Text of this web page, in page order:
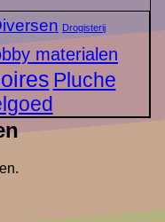
Drogisterij
materialen
Pluche